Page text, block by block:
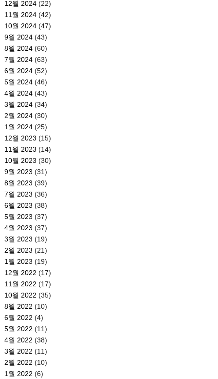
12월 2024(22)
11월 2024(42)
10월 2024(47)
9월 2024(43)
8월 2024(60)
7월 2024(63)
6월 2024(52)
5월 2024(46)
4월 2024(43)
3월 2024(34)
2월 2024(30)
1월 2024(25)
12월 2023 (15)
11월 2023 (14)
10월 2023 (30)
9월 2023 (31)
8월 2023 (39)
7월 2023 (36)
6월 2023 (38)
5월 2023 (37)
4월 2023 (37)
3월 2023 (19)
2월 2023 (21)
1월 2023 (19)
12월 2022 (17)
11월 2022 (17)
10월 2022 (35)
8월 2022 (10)
6월 2022 (4)
5월 2022 (11)
4월 2022 (38)
3월 2022 (11)
2월 2022 (10)
1월 2022 (6)